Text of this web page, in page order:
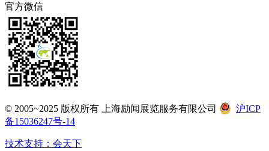
官方微信
© 2005~2025 版权所有 上海励闻展览服务有限公司
沪ICP
备15036247号-14
技术支持：会天下